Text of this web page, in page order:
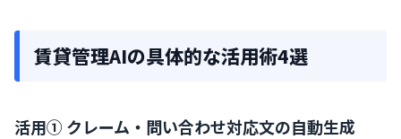
賃貸管理AIの具体的な活用術4選
活用① クレーム・問い合わせ対応文の自動生成